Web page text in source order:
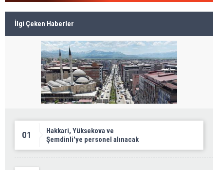
İlgi Çeken Haberler
01
Hakkari, Yüksekova ve
Şemdinli'ye personel alınacak